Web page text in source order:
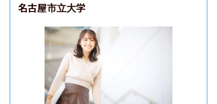
名古屋市立大学